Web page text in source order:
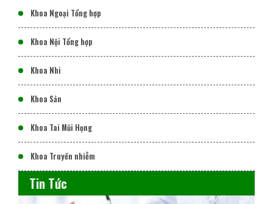
Khoa Ngoại Tổng hợp
Khoa Nội Tổng hợp
Khoa Nhi
Khoa Sản
Khoa Tai Mũi Họng
Khoa Truyền nhiễm
Tin Tức